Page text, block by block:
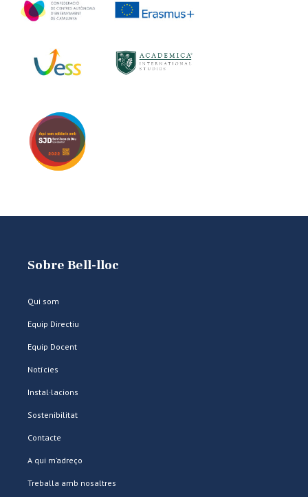
Sobre Bell-lloc
Qui som
Equip Directiu
Equip Docent
Notícies
Instal·lacions
Sostenibilitat
Contacte
A qui m’adreço
Treballa amb nosaltres